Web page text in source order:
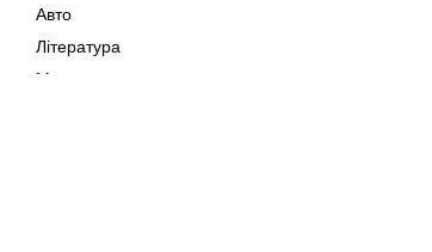
Авто
Література
Музика